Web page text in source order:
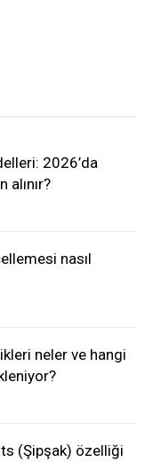
2026’da
alınır?
nasıl
neler ve hangi
(Şipşak) özelliği